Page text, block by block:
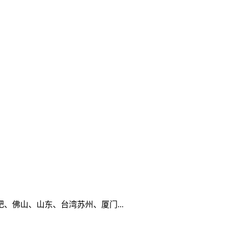
佛山、山东、台湾苏州、厦门...